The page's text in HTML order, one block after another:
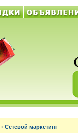
‹ Сетевой маркетинг